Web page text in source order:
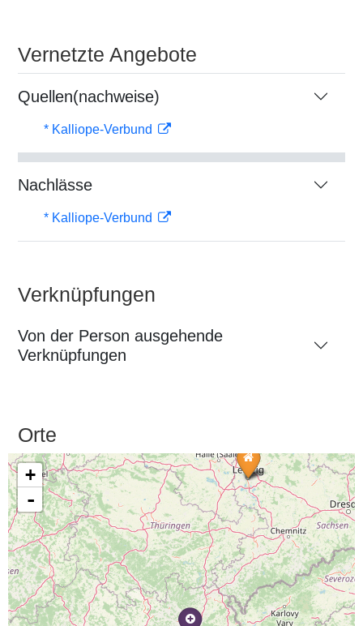
Vernetzte Angebote
Quellen(nachweise)
* Kalliope-Verbund
Nachlässe
* Kalliope-Verbund
Verknüpfungen
Von der Person ausgehende
Verknüpfungen
Orte
+
-